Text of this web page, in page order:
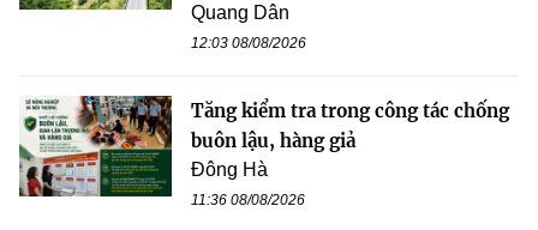
Quang Dân
12:03 08/08/2026
Tăng kiểm tra trong công tác chống
buôn lậu, hàng giả
Đông Hà
11:36 08/08/2026